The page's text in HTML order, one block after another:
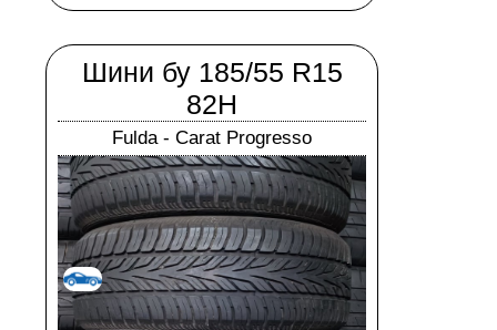
Шини бу 185/55 R15
82H
Fulda - Carat Progresso